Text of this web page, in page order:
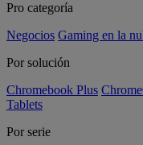
Pro categoría
Negocios Gaming en la
Por solución
Chromebook Plus
Tablets
Por serie